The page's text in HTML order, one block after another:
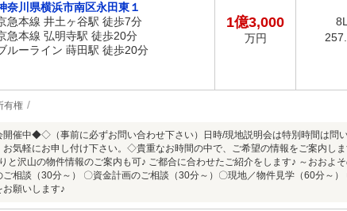
奈川県横浜市南区永田東１
急本線 井土ヶ谷駅 徒歩7分
急本線 弘明寺駅 徒歩20分
ルーライン 蒔田駅 徒歩20分
1億3,000
万円
有権
催中◆◇（事前に必ずお問い合わせ下さい）日時/現地説明会は特別時間は問
お気軽にお申し付け下さい。◇貴重なお時間の中で、ご希望の情報をご案内し
と沢山の物件情報のご案内も可♪ ご都合に合わせたご紹介をします♪ ～おおよ
ご相談（30分～） 〇資金計画のご相談（30分～）〇現地／物件見学（60分～）
願いします♪